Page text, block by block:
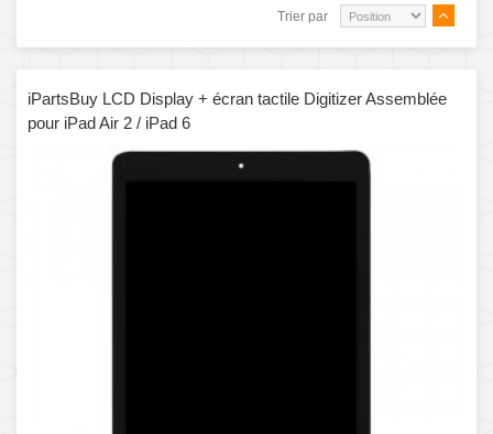
Trier par
iPartsBuy LCD Display + écran tactile Digitizer Assemblée
pour iPad Air 2 / iPad 6